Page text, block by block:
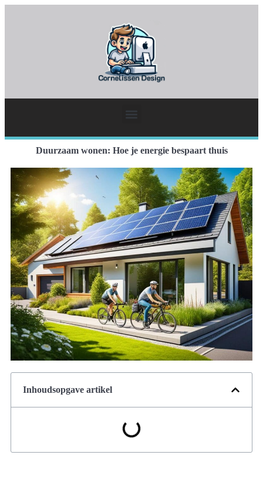
Duurzaam wonen: Hoe je energie bespaart thuis
Inhoudsopgave artikel